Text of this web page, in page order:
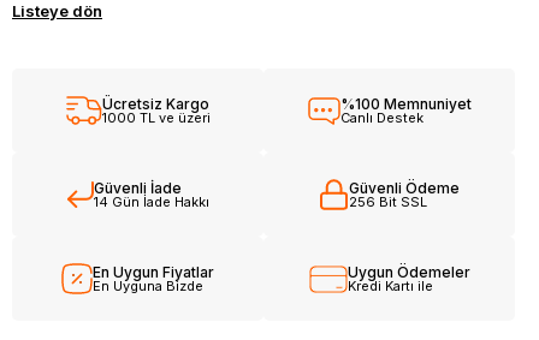
Listeye dön
Ücretsiz Kargo
1000 TL ve üzeri
%100 Memnuniyet
Canlı Destek
Güvenli İade
14 Gün İade Hakkı
Güvenli Ödeme
256 Bit SSL
En Uygun Fiyatlar
En Uyguna Bizde
Uygun Ödemeler
Kredi Kartı ile